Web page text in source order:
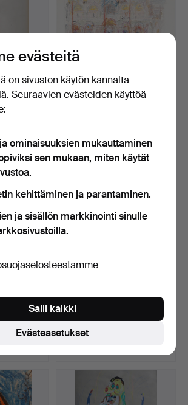
gitaneta
HENRI REITER. Näkymä
64 USD
ERNESTO CARRATALÁ
REY (1918-2015). Balmes-…
Myyty 27 heinä 2026
2 tarjousta
evästeitä
on sivuston käytön kannalta
Seuraavien evästeiden käyttöä
ominaisuuksien mukauttaminen
sen mukaan, miten käytät
kehittäminen ja parantaminen.
ja sisällön markkinointi sinulle
Evästeasetukset
Salli kaikki